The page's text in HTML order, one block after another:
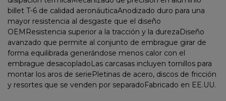
billet T-6 de calidad aeronáuticaAnodizado duro para una
mayor resistencia al desgaste que el diseño
OEMResistencia superior a la tracción y la durezaDiseño
avanzado que permite al conjunto de embrague girar de
forma equilibrada generándose menos calor con el
embrague desacopladoLas carcasas incluyen tornillos para
montar los aros de seriePletinas de acero, discos de fricción
y resortes que se venden por separadoFabricado en EE.UU.